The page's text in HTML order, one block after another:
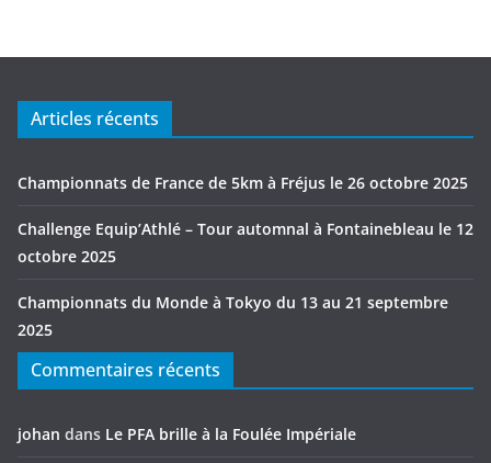
Articles récents
Championnats de France de 5km à Fréjus le 26 octobre 2025
Challenge Equip’Athlé – Tour automnal à Fontainebleau le 12
octobre 2025
Championnats du Monde à Tokyo du 13 au 21 septembre
2025
Commentaires récents
johan dans Le PFA brille à la Foulée Impériale